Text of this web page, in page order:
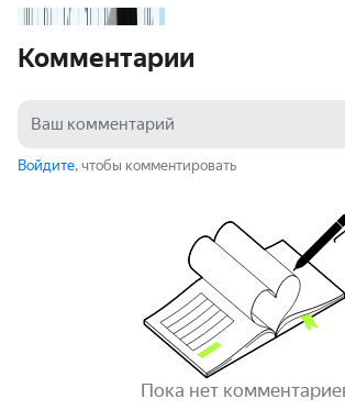
Комментарии
Войдите, чтобы комментировать
Пока нет